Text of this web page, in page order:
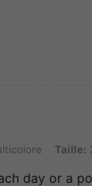
XS Taille:
day or a